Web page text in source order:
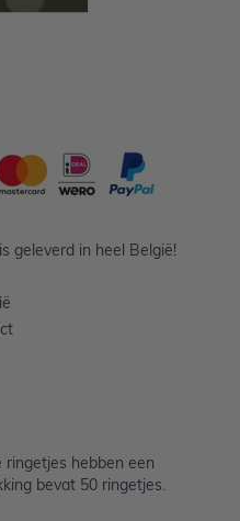
geleverd in heel België!
ringetjes hebben een
bevat 50 ringetjes.